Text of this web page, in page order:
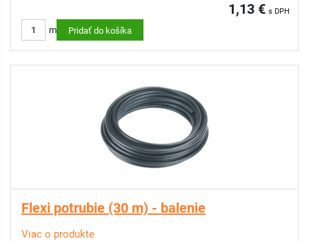
1,13 € s DPH
m Pridať do košíka
Flexi potrubie (30 m) - balenie
Viac o produkte